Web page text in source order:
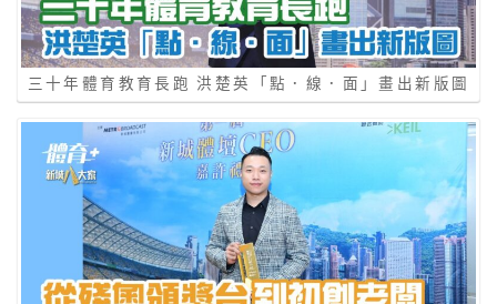
三十年體育教育長跑 洪楚英「點．線．面」畫出新版圖